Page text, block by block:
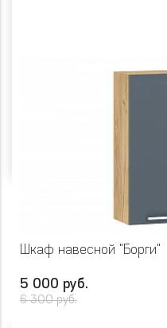
Шкаф навесной "Борги"
5 000 руб.
6 300 руб.